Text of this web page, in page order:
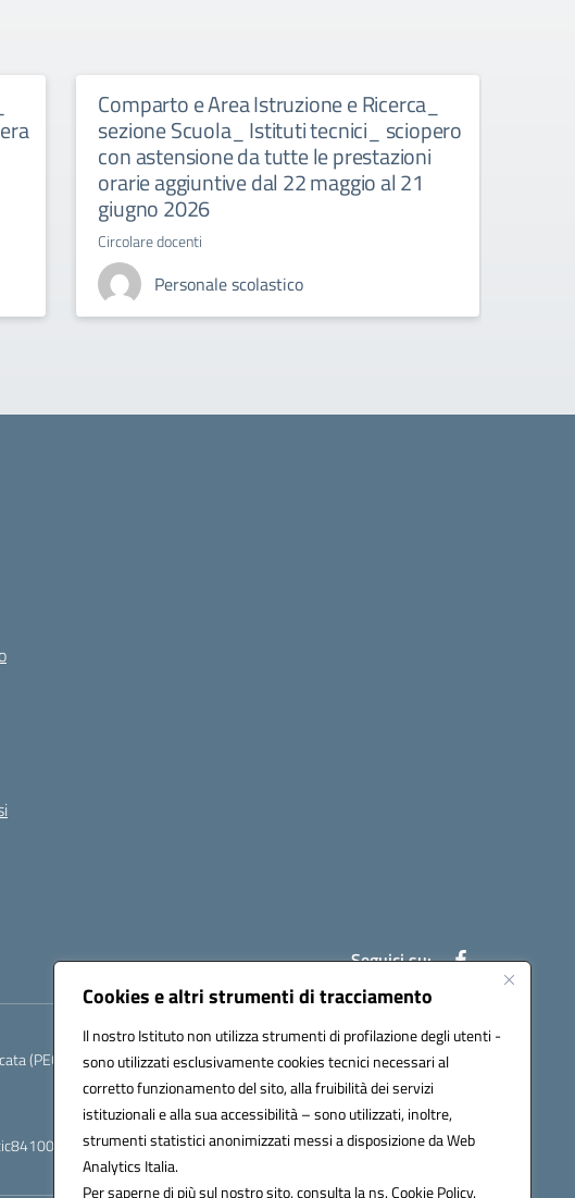
Cookies e altri strumenti di tracciamento
Il nostro Istituto non utilizza strumenti di profilazione degli utenti -
sono utilizzati esclusivamente cookies tecnici necessari al
corretto funzionamento del sito, alla fruibilità dei servizi
istituzionali e alla sua accessibilità – sono utilizzati, inoltre,
strumenti statistici anonimizzati messi a disposizione da Web
Analytics Italia.
Per saperne di più sul nostro sito, consulta la ns. Cookie Policy.
Comparto e Area Istruzione e Ricerca_
sezione Scuola_ Istituti tecnici_ sciopero
con astensione da tutte le prestazioni
orarie aggiuntive dal 22 maggio al 21
giugno 2026
Circolare docenti
Personale scolastico
Seguici su:
(PEC):
rcic841003@pec.istruzione.it